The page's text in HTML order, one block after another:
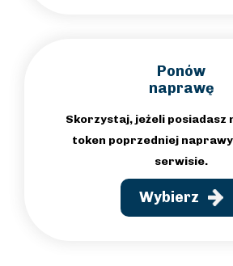
Ponów
naprawę
Skorzystaj, jeżeli posiadasz
token poprzedniej naprawy
serwisie.
Wybierz